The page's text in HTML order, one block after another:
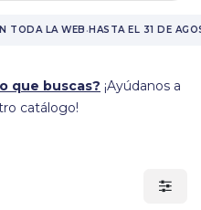
TODA LA WEB·HASTA EL 31 DE
que buscas? ¡Ayúdanos a
catálogo!